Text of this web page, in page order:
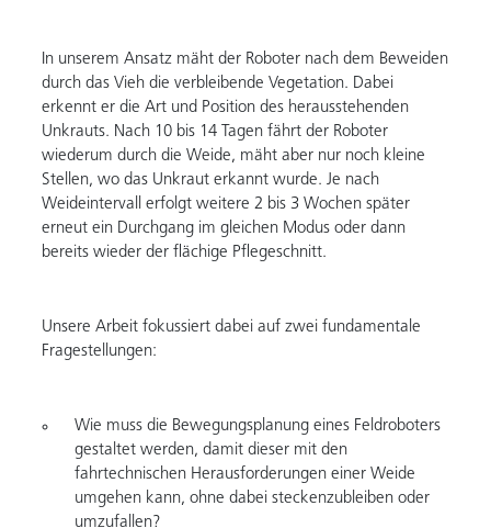
In unserem Ansatz mäht der Roboter nach dem Beweiden
durch das Vieh die verbleibende Vegetation. Dabei
erkennt er die Art und Position des herausstehenden
Unkrauts. Nach 10 bis 14 Tagen fährt der Roboter
wiederum durch die Weide, mäht aber nur noch kleine
Stellen, wo das Unkraut erkannt wurde. Je nach
Weideintervall erfolgt weitere 2 bis 3 Wochen später
erneut ein Durchgang im gleichen Modus oder dann
bereits wieder der flächige Pflegeschnitt.
Unsere Arbeit fokussiert dabei auf zwei fundamentale
Fragestellungen:
Wie muss die Bewegungsplanung eines Feldroboters
gestaltet werden, damit dieser mit den
fahrtechnischen Herausforderungen einer Weide
umgehen kann, ohne dabei steckenzubleiben oder
umzufallen?